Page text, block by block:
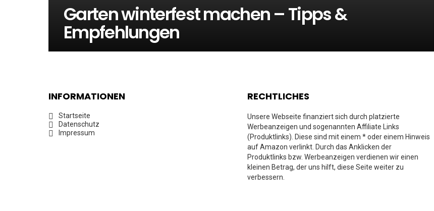
Garten winterfest machen – Tipps &
Empfehlungen
INFORMATIONEN
Startseite
Datenschutz
Impressum
RECHTLICHES
Unsere Webseite finanziert sich durch platzierte
Werbeanzeigen und sogenannten Affiliate Links
(Produktlinks). Diese sind mit einem * oder einem Hinweis
auf Amazon verlinkt. Durch das Anklicken der
Produktlinks bzw. Werbeanzeigen verdienen wir einen
kleinen Betrag, der uns hilft, diese Seite weiter zu
verbessern.